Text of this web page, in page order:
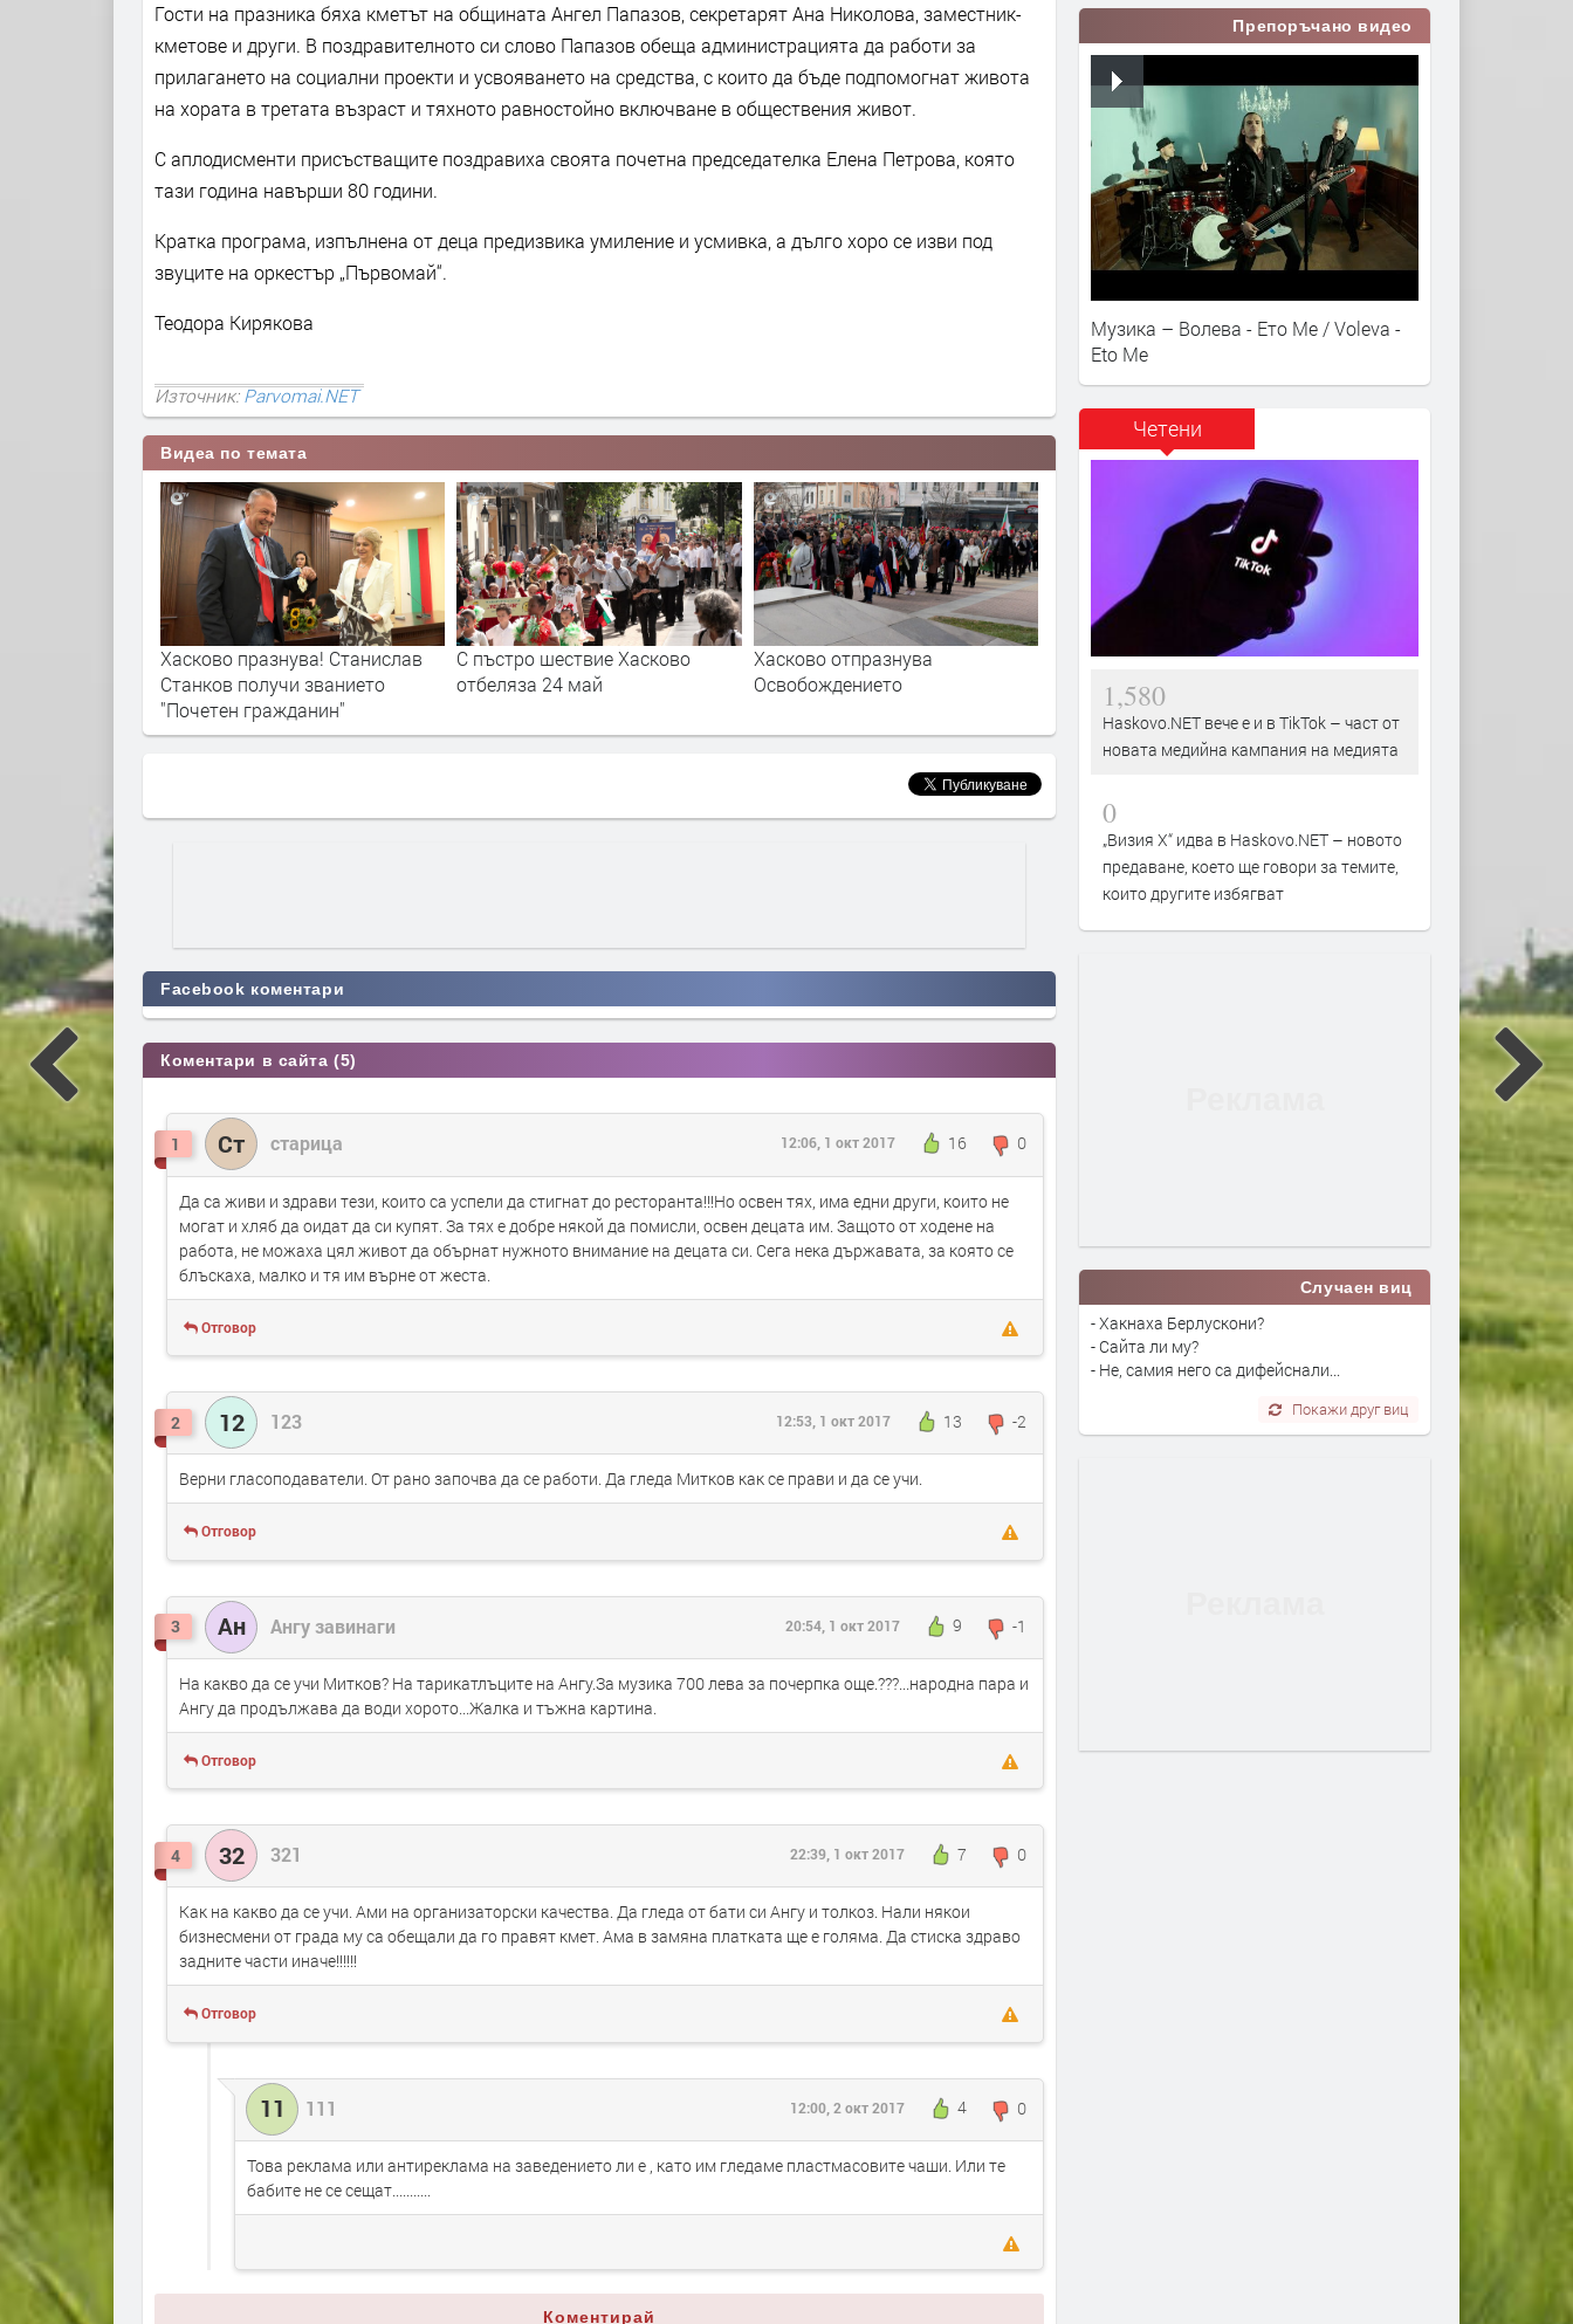
Гости на празника бяха кметът на общината Ангел Папазов, секретарят Ана Николова, заместник-
кметове и други. В поздравителното си слово Папазов обеща администрацията да работи за
прилагането на социални проекти и усвояването на средства, с които да бъде подпомогнат живота
на хората в третата възраст и тяхното равностойно включване в обществения живот.
С аплодисменти присъстващите поздравиха своята почетна председателка Елена Петрова, която
тази година навърши 80 години.
Кратка програма, изпълнена от деца предизвика умиление и усмивка, а дълго хоро се изви под
звуците на оркестър „Първомай“.
Теодора Кирякова
Източник:Parvomai.NET
Видеа по темата
С пъстро шествие Хасково
отбеляза 24 май
Хасково отпразнува
Освобождението
Хасково отпразнува Деня на
независимостта
В Сърница почетоха Свети Илия
и раздадоха курбан за здраве
С тържествен ритуал
Facebook коментари
Коментари в сайта (5)
1 Ст старица 16 0
12:06, 1 окт 2017
Да са живи и здрави тези, които са успели да стигнат до ресторанта!!!Но освен тях, има едни други, които не
могат и хляб да оидат да си купят. За тях е добре някой да помисли, освен децата им. Защото от ходене на
работа, не можаха цял живот да обърнат нужното внимание на децата си. Сега нека държавата, за която се
блъскаха, малко и тя им върне от жеста.
Отговор
2 12 123 13 -2
12:53, 1 окт 2017
Верни гласоподаватели. От рано започва да се работи. Да гледа Митков как се прави и да се учи.
Отговор
3 Ан Ангу завинаги 9 -1
20:54, 1 окт 2017
На какво да се учи Митков? На тарикатлъците на Ангу.За музика 700 лева за почерпка още.???...народна пара и
Ангу да продължава да води хорото...Жалка и тъжна картина.
Отговор
4 32 321 7 0
22:39, 1 окт 2017
Как на какво да се учи. Ами на организаторски качества. Да гледа от бати си Ангу и толкоз. Нали някои
бизнесмени от града му са обещали да го правят кмет. Ама в замяна платката ще е голяма. Да стиска здраво
задните части иначе!!!!!!
Отговор
11 111 4 0
12:00, 2 окт 2017
Това реклама или антиреклама на заведението ли е , като им гледаме пластмасовите чаши. Или те
бабите не се сещат...........
Коментирай
Препоръчано видео
Музика – Волева - Ето Ме / Voleva -
Eto Me
Четени
1,580
Haskovo.NET вече е и в TikTok – част от
новата медийна кампания на медията
0
„Визия Х“ идва в Haskovo.NET – новото
предаване, което ще говори за темите,
които другите избягват
Случаен виц
- Хакнаха Берлускони?
- Сайта ли му?
- Не, самия него са дифейснали...
Покажи друг виц